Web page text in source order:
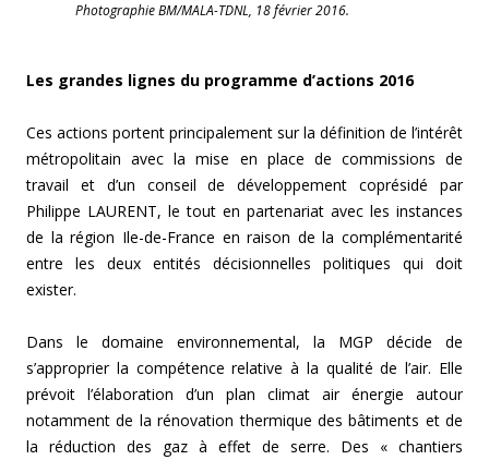
Photographie BM/MALA-TDNL, 18 février 2016.
Les grandes lignes du programme d’actions 2016
Ces actions portent principalement sur la définition de l’intérêt
métropolitain avec la mise en place de commissions de
travail et d’un conseil de développement coprésidé par
Philippe LAURENT, le tout en partenariat avec les instances
de la région Ile-de-France en raison de la complémentarité
entre les deux entités décisionnelles politiques qui doit
exister.
Dans le domaine environnemental, la MGP décide de
s’approprier la compétence relative à la qualité de l’air. Elle
prévoit l’élaboration d’un plan climat air énergie autour
notamment de la rénovation thermique des bâtiments et de
la réduction des gaz à effet de serre. Des « chantiers